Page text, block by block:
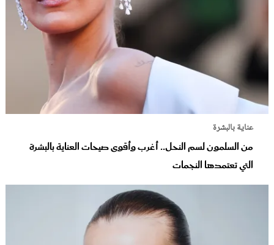
عناية بالبشرة
من السلمون لسم النحل.. أغرب وأقوى صيحات العناية بالبشرة
التي تعتمدها النجمات